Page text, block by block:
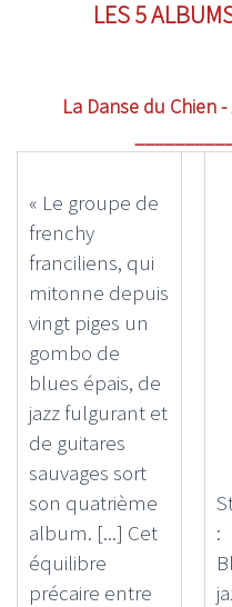
LES 5
La Danse du Chien -
« Le groupe de
frenchy
franciliens, qui
mitonne depuis
vingt piges un
gombo de
blues épais, de
jazz fulgurant et
de guitares
sauvages sort
son quatrième
album. [...] Cet
équilibre
précaire entre
: